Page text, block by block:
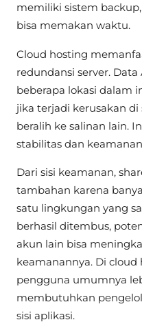
memiliki sistem
bisa memakan waktu.
Cloud hosting
redundansi server.
beberapa lokasi dalam
jika terjadi kerusakan
beralih ke salinan lain.
stabilitas dan
Dari sisi keamanan,
tambahan karena
satu lingkungan yang
berhasil ditembus,
akun lain bisa
keamanannya. Di cloud
pengguna umumnya
membutuhkan
sisi aplikasi.